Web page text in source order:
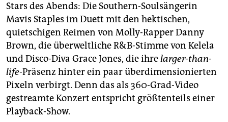
Stars des Abends: Die Southern-Soulsängerin
Mavis Staples im Duett mit den hektischen,
quietschigen Reimen von Molly-Rapper Danny
Brown, die überweltliche R&B-Stimme von Kelela
und Disco-Diva Grace Jones, die ihrelarger-than-
life-Präsenz hinter ein paar überdimensionierten
Pixeln verbirgt. Denn das als 360-Grad-Video
gestreamte Konzert entspricht größtenteils einer
Playback-Show.